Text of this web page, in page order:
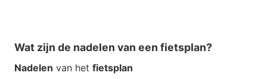
Wat zijn de nadelen van een fietsplan?
Nadelen van het fietsplan